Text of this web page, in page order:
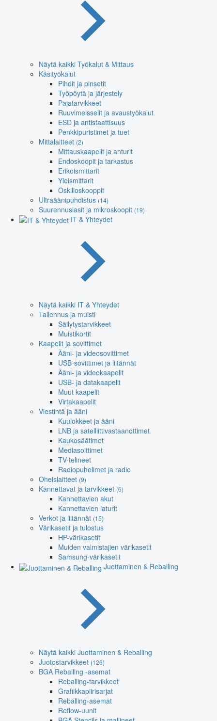
Näytä kaikki Työkalut & Mittaus
Käsityökalut
Pihdit ja pinsetit
Työpöytä ja järjestely
Pajatarvikkeet
Ruuvimeisselit ja avaustyökalut
ESD ja antistaattisuus
Penkkipuristimet ja tuet
Mittalaitteet (2)
Mittauskaapelit ja anturit
Endoskoopit ja tarkastus
Erikoismittarit
Yleismittarit
Oskilloskooppit
Ultraäänipuhdistus (14)
Suurennuslasit ja mikroskoopit (19)
IT & Yhteydet
Näytä kaikki IT & Yhteydet
Tallennus ja muisti
Säilytystarvikkeet
Muistikortit
Kaapelit ja sovittimet
Ääni- ja videosovittimet
USB-sovittimet ja liitännät
Ääni- ja videokaapelit
USB- ja datakaapelit
Muut kaapelit
Virtakaapelit
Viestintä ja ääni
Kuulokkeet ja ääni
LNB ja satelliittivastaanottimet
Kaukosäätimet
Mediasoittimet
TV-telineet
Radiopuhelimet ja radio
Oheislaitteet (9)
Kannettavat ja tarvikkeet (6)
Kannettavien akut
Kannettavien laturit
Verkot ja liitännät (15)
Värikasetit ja tulostus
HP-värikasetit
Muiden valmistajien värikasetit
Samsung-värikasetit
Juottaminen & Reballing
Näytä kaikki Juottaminen & Reballing
Juotostarvikkeet (126)
BGA Reballing -asemat
Reballing-tarvikkeet
Grafiikkapiirisarjat
Reballing-asemat
Reflow-uunit